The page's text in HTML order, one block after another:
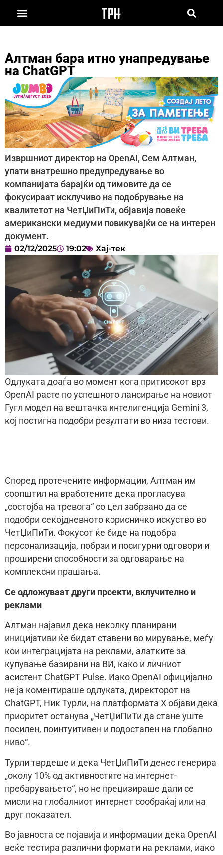
Алтман бара итно унапредување
на ChatGPT
Извршниот директор на OpenAI, Сем Алтман,
упати внатрешно предупредување во
компанијата барајќи од тимовите да се
фокусираат исклучиво на подобрување на
квалитетот на ЧетЏиПиТи, објавија повеќе
американски медиуми повикувајќи се на интерен
документ.
02/12/2025 19:02 Хај-тек
Одлуката доаѓа во момент кога притисокот врз
OpenAI расте по успешното лансирање на новиот
Гугл модел на вештачка интелигенција Gemini 3,
кој постигна подобри резултати во низа тестови.
Според протечените информации, Алтман им
соопштил на вработените дека прогласува
„состојба на тревога“ со цел забрзано да се
подобри секојдневното корисничко искуство во
ЧетЏиПиТи. Фокусот ќе биде на подобра
персонализација, побрзи и посигурни одговори и
проширени способности за одговарање на
комплексни прашања.
Се одложуваат други проекти, вклучително и
реклами
Алтман најавил дека неколку планирани
иницијативи ќе бидат ставени во мирување, меѓу
кои интеграцијата на реклами, алатките за
купување базирани на ВИ, како и личниот
асистент ChatGPT Pulse. Иако OpenAI официјално
не ја коментираше одлуката, директорот на
ChatGPT, Ник Турли, на платформата X објави дека
приоритет останува „ЧетЏиПиТи да стане уште
посилен, поинтуитивен и подостапен на глобално
ниво“.
Турли тврдеше и дека ЧетЏиПиТи денес генерира
„околу 10% од активностите на интернет-
пребарувањето“, но не прецизираше дали се
мисли на глобалниот интернет сообраќај или на
друг показател.
Во јавноста се појавија и информации дека OpenAI
веќе тестира различни формати на реклами, иако